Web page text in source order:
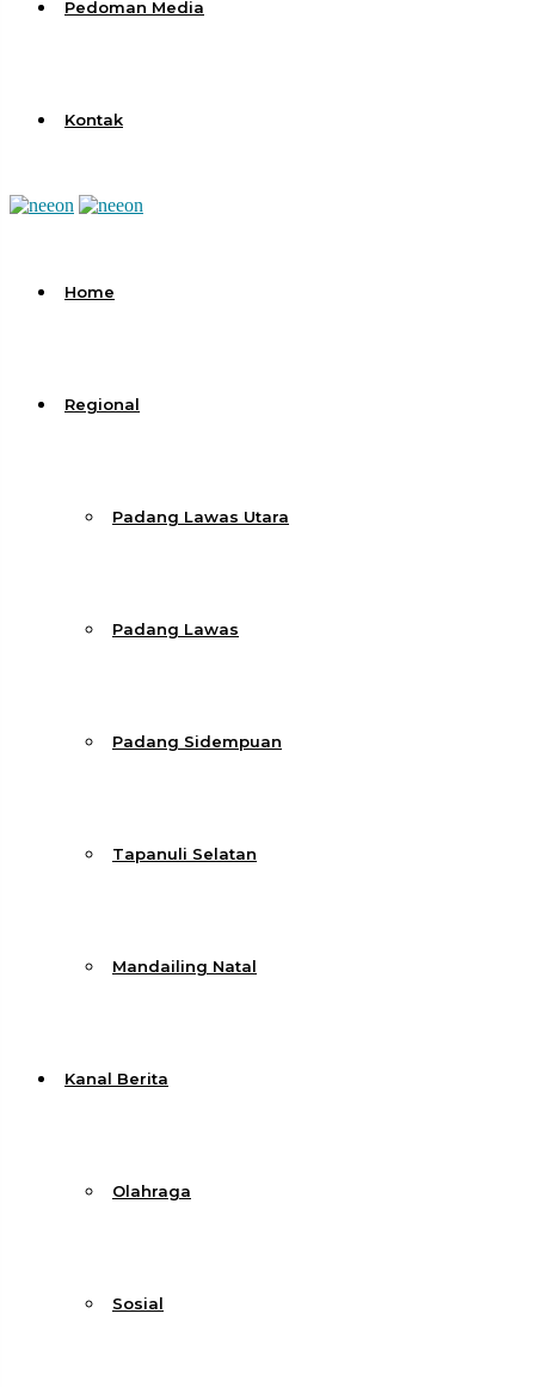
Pedoman Media
Kontak
Home
Regional
Padang Lawas Utara
Padang Lawas
Padang Sidempuan
Tapanuli Selatan
Mandailing Natal
Kanal Berita
Olahraga
Sosial